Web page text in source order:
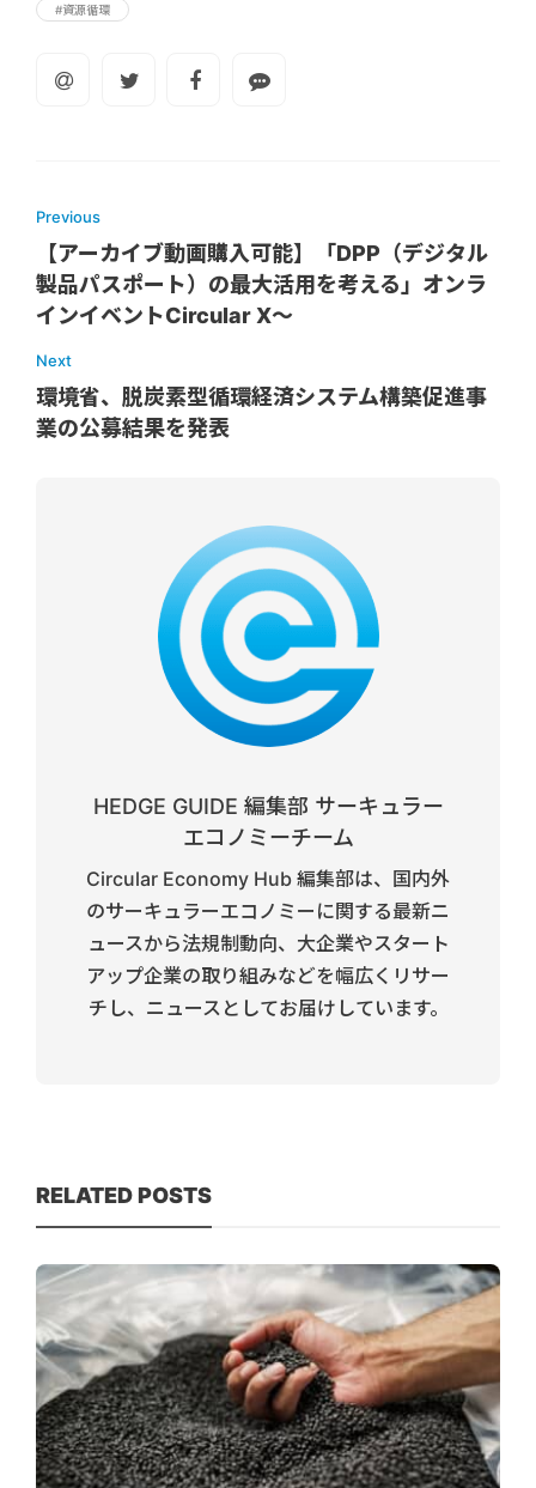
#資源循環
Previous
【アーカイブ動画購入可能】「DPP（デジタル
製品パスポート）の最大活用を考える」オンラ
インイベントCircular X〜
Next
環境省、脱炭素型循環経済システム構築促進事
業の公募結果を発表
HEDGE GUIDE 編集部 サーキュラー
エコノミーチーム
Circular Economy Hub 編集部は、国内外
のサーキュラーエコノミーに関する最新ニ
ュースから法規制動向、大企業やスタート
アップ企業の取り組みなどを幅広くリサー
チし、ニュースとしてお届けしています。
RELATED POSTS